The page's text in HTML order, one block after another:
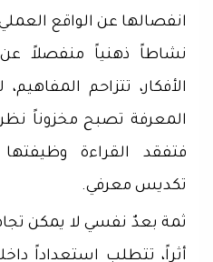
انفصالها عن الواقع
نشاطاً ذهنياً منفصلاً عن
الأفكار، تتزاحم
المعرفة تصبح مخزوناً
فتفقد القراءة وظيفتها
تكديس معرفي.
ثمة بعدٌ نفسي لا يمكن
أثراً، تتطلب استعداداً